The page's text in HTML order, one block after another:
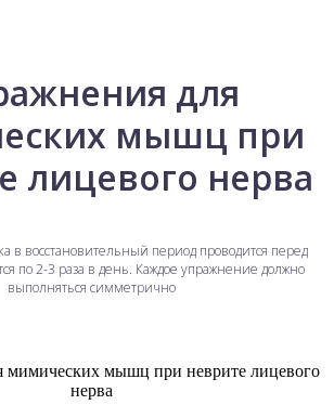
для
мышц при
лицевого нерва
в восстановительный период проводится перед
по 2-3 раза в день. Каждое упражнение должно
выполняться симметрично